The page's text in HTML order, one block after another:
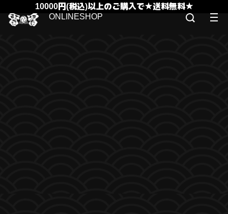
10000円(税込)以上のご購入で★送料無料★
ONLINESHOP